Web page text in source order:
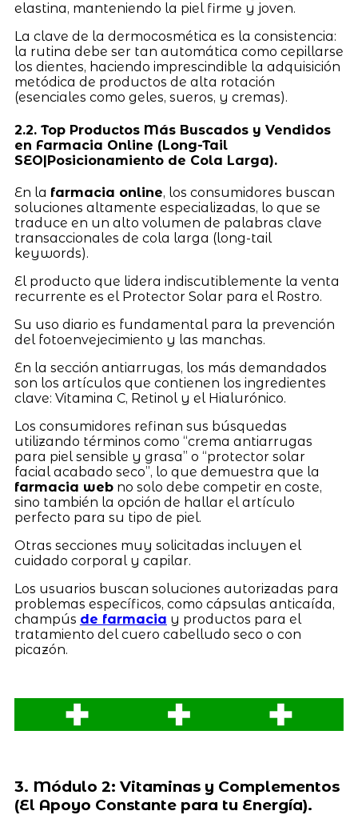
elastina, manteniendo la piel firme y joven.
La clave de la dermocosmética es la consistencia:
la rutina debe ser tan automática como cepillarse
los dientes, haciendo imprescindible la adquisición
metódica de productos de alta rotación
(esenciales como geles, sueros, y cremas).
2.2. Top Productos Más Buscados y Vendidos
en Farmacia Online (Long-Tail
SEO|Posicionamiento de Cola Larga).
En la farmacia online, los consumidores buscan
soluciones altamente especializadas, lo que se
traduce en un alto volumen de palabras clave
transaccionales de cola larga (long-tail
keywords).
El producto que lidera indiscutiblemente la venta
recurrente es el Protector Solar para el Rostro.
Su uso diario es fundamental para la prevención
del fotoenvejecimiento y las manchas.
En la sección antiarrugas, los más demandados
son los artículos que contienen los ingredientes
clave: Vitamina C, Retinol y el Hialurónico.
Los consumidores refinan sus búsquedas
utilizando términos como “crema antiarrugas
para piel sensible y grasa” o “protector solar
facial acabado seco”, lo que demuestra que la
farmacia webno solo debe competir en coste,
sino también la opción de hallar el artículo
perfecto para su tipo de piel.
Otras secciones muy solicitadas incluyen el
cuidado corporal y capilar.
Los usuarios buscan soluciones autorizadas para
problemas específicos, como cápsulas anticaída,
champús de farmacia y productos para el
tratamiento del cuero cabelludo seco o con
picazón.
3. Módulo 2: Vitaminas y Complementos
(El Apoyo Constante para tu Energía).